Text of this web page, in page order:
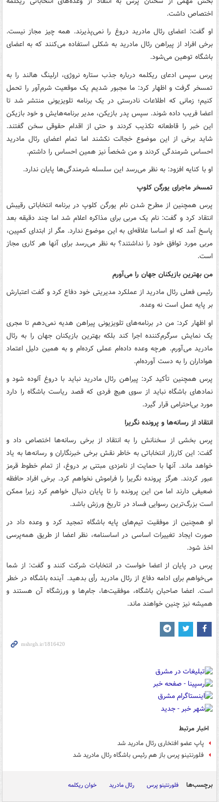
اختصاص داشت.
او گفت: اعضای رئال مادرید دروغ را نمی‌پذیرند. همه چیز مجاز نیست.
برخی افراد از پیراهن رئال مادرید به شکلی استفاده می‌کنند که به اعضای
باشگاه توهین می‌شود.
پرس سپس ادعای ریکلمه درباره جذب ستاره نروژی، ارلینگ هالند را به
تمسخر گرفت و اظهار کرد: ما مجبور شدیم یک موقعیت شرم‌آور را تحمل
کنیم؛ زمانی که اطلاعات نادرستی در یک برنامه تلویزیونی منتشر شد تا
اعضا فریب داده شوند. سپس پدر بازیکن، مدیر برنامه‌هایش و خود بازیکن
این خبر را قاطعانه تکذیب کردند و حتی از اقدام حقوقی سخن گفتند.
شاید برخی از این موضوع خجالت نکشند اما تمام اعضای رئال مادرید
احساس شرمندگی کردند و من شخصاً نیز همین احساس را داشتم.
او با کنایه افزود: به نظر می‌رسد این سلسله شرمندگی‌ها پایان ندارد.
تمسخر ماجرای یورگن کلوپ
پرس همچنین از مطرح شدن نام یورگن کلوپ در برنامه انتخاباتی رقیبش
انتقاد کرد و گفت: نام یک مربی برای مذاکره اعلام شد اما چند دقیقه بعد
پاسخ آمد که او اساسا علاقه‌ای به این موضوع ندارد. مگر از ابتدای کمپین،
مربی مورد توافق خود را نداشتند؟ به نظر می‌رسد برای آنها هر کاری مجاز
است.
من بهترین بازیکنان جهان را می‌آورم
رئیس فعلی رئال مادرید از عملکرد مدیریتی خود دفاع کرد و گفت اعتبارش
بر پایه عمل است نه وعده.
او اظهار کرد: من در برنامه‌های تلویزیونی پیراهن هدیه نمی‌دهم تا مجری
یک نمایش سرگرم‌کننده اجرا کند بلکه بهترین بازیکنان جهان را به رئال
مادرید می‌آورم. هرچه وعده داده‌ام عملی کرده‌ام و به همین دلیل اعتماد
هواداران را به دست آورده‌ام.
پرس همچنین تأکید کرد: پیراهن رئال مادرید نباید با دروغ آلوده شود و
نمادهای باشگاه نباید از سوی هیچ فردی که قصد ریاست باشگاه را دارد
مورد بی‌احترامی قرار گیرد.
انتقاد از رسانه‌ها و پرونده نگریرا
پرس بخشی از سخنانش را به انتقاد از برخی رسانه‌ها اختصاص داد و
گفت: این کارزار انتخاباتی به خاطر نقش برخی خبرنگاران و رسانه‌ها به یاد
خواهد ماند. آنها با حمایت از نامزدی مبتنی بر دروغ، از تمام خطوط قرمز
عبور کردند. هرگز پرونده نگریرا را فراموش نخواهم کرد. برخی افراد حافظه
ضعیفی دارند اما من این پرونده را تا پایان دنبال خواهم کرد زیرا ممکن
است بزرگ‌ترین رسوایی فساد در تاریخ ورزش باشد.
او همچنین از موفقیت تیم‌های پایه باشگاه تمجید کرد و وعده داد در
صورت ایجاد تغییرات اساسی در اساسنامه، نظر اعضا از طریق همه‌پرسی
اخذ شود.
پرس در پایان از اعضا خواست در انتخابات شرکت کنند و گفت: از شما
می‌خواهم برای ادامه دفاع از رئال مادرید رأی بدهید. آینده باشگاه در خطر
است. اعضا صاحبان باشگاه، موفقیت‌ها، جام‌ها و ورزشگاه آن هستند و
همیشه نیز چنین خواهند ماند.
اخبار مرتبط
پاپ عضو افتخاری رئال مادرید شد
فلورنتینو پرس باز هم رئیس باشگاه رئال مادرید شد
برچسب‌ها فلورنتینو پرس رئال مادرید خوان ریکلمه